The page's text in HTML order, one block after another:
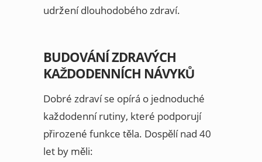
udržení dlouhodobého zdraví.
BUDOVÁNÍ ZDRAVÝCH
KAŽDODENNÍCH NÁVYKŮ
Dobré zdraví se opírá o jednoduché
každodenní rutiny, které podporují
přirozené funkce těla. Dospělí nad 40
let by měli: